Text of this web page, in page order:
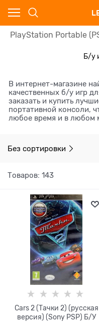
PlayStation Portable
Б/у
В интернет-магазине
качественных б/у игр
заказать и купить
портативной консоли,
любое время и в любом
Без сортировки
Товаров: 143
Cars 2 (Тачки 2) (русская
версия) (Sony PSP) Б/У
Ваш город - Москва,
угадали?
ДА НЕТ